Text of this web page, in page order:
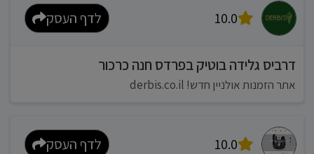
10.0 לדף העסק
דרביס גלידה בוטיק בפרדס חנה כרכור
אתר הזמנות אולניין חדש! derbis.co.il
10.0 לדף העסק